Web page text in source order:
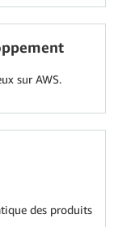
sur AWS.
des produits